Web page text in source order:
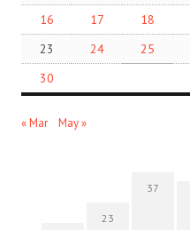
16
17 18
23
24 25
30
« Mar May »
23
37